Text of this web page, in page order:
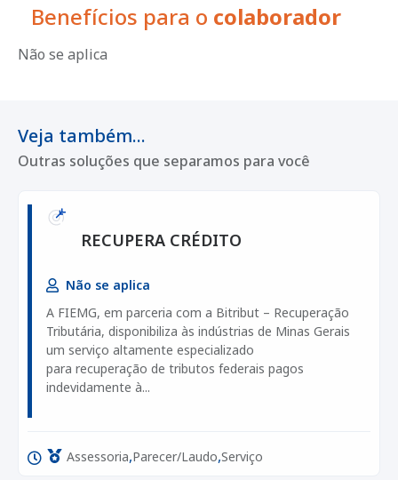
Benefícios para o colaborador
Não se aplica
Veja também...
Outras soluções que separamos para você
RECUPERA CRÉDITO
Não se aplica
A FIEMG, em parceria com a Bitribut – Recuperação
Tributária, disponibiliza às indústrias de Minas Gerais
um serviço altamente especializado
para recuperação de tributos federais pagos
indevidamente à...
Assessoria,Parecer/Laudo,Serviço